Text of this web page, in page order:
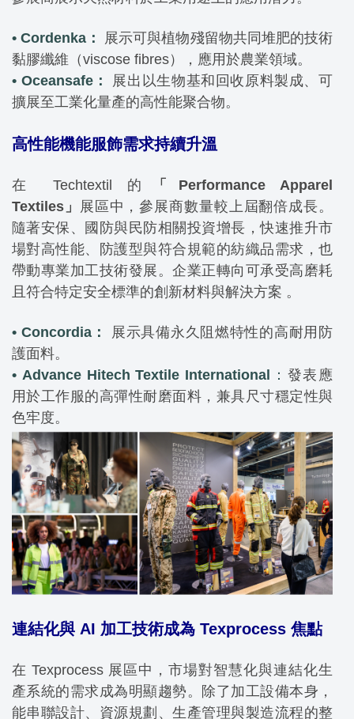
• Cordenka：
展示可與植物殘留物共同堆肥的技術
黏膠纖維（viscose fibres），應用於農業領域。
• Oceansafe：
展出以生物基和回收原料製成、可
擴展至工業化量產的高性能聚合物。
高性能機能服飾需求持續升溫
在 Techtextil 的
「Performance Apparel
Textiles」
展區中，參展商數量較上屆翻倍成長。
隨著安保、國防與民防相關投資增長，快速推升市
場對高性能、防護型與符合規範的紡織品需求，也
帶動專業加工技術發展。企業正轉向可承受高磨耗
且符合特定安全標準的創新材料與解決方案 。
• Concordia：
展示具備永久阻燃特性的高耐用防
護面料。
• Advance Hitech Textile International
： 發表應
用於工作服的高彈性耐磨面料，兼具尺寸穩定性與
色牢度。
連結化與 AI 加工技術成為 Texprocess 焦點
在 Texprocess 展區中，市場對智慧化與連結化生
產系統的需求成為明顯趨勢。除了加工設備本身，
能串聯設計、資源規劃、生產管理與製造流程的整